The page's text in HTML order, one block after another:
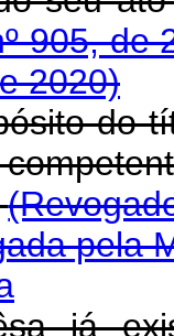
905, de
2020)
do
pela
já